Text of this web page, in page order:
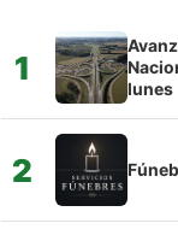
1
lunes
2